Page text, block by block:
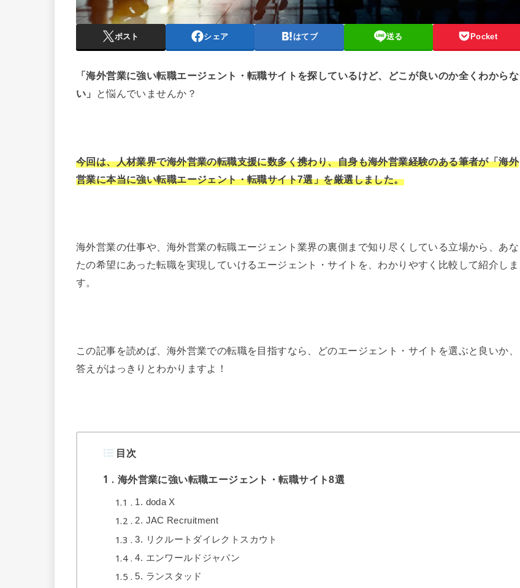
ポスト シェア はてブ 送る Pocket
「海外営業に強い転職エージェント・転職サイトを探しているけど、どこが良いのか全くわからな
い」
と悩んでいませんか？
今回は、人材業界で海外営業の転職支援に数多く携わり、自身も海外営業経験のある筆者が「海外
営業に本当に強い転職エージェント・転職サイト7選」を厳選しました。
海外営業の仕事や、海外営業の転職エージェント業界の裏側まで知り尽くしている立場から、あな
たの希望にあった転職を実現していけるエージェント・サイトを、わかりやすく比較して紹介しま
す。
この記事を読めば、海外営業での転職を目指すなら、どのエージェント・サイトを選ぶと良いか、
答えがはっきりとわかりますよ！
目次
1
海外営業に強い転職エージェント・転職サイト8選
1.1 1. doda X
1.2 2. JAC Recruitment
1.3 3. リクルートダイレクトスカウト
1.4 4. エンワールドジャパン
1.5 5. ランスタッド